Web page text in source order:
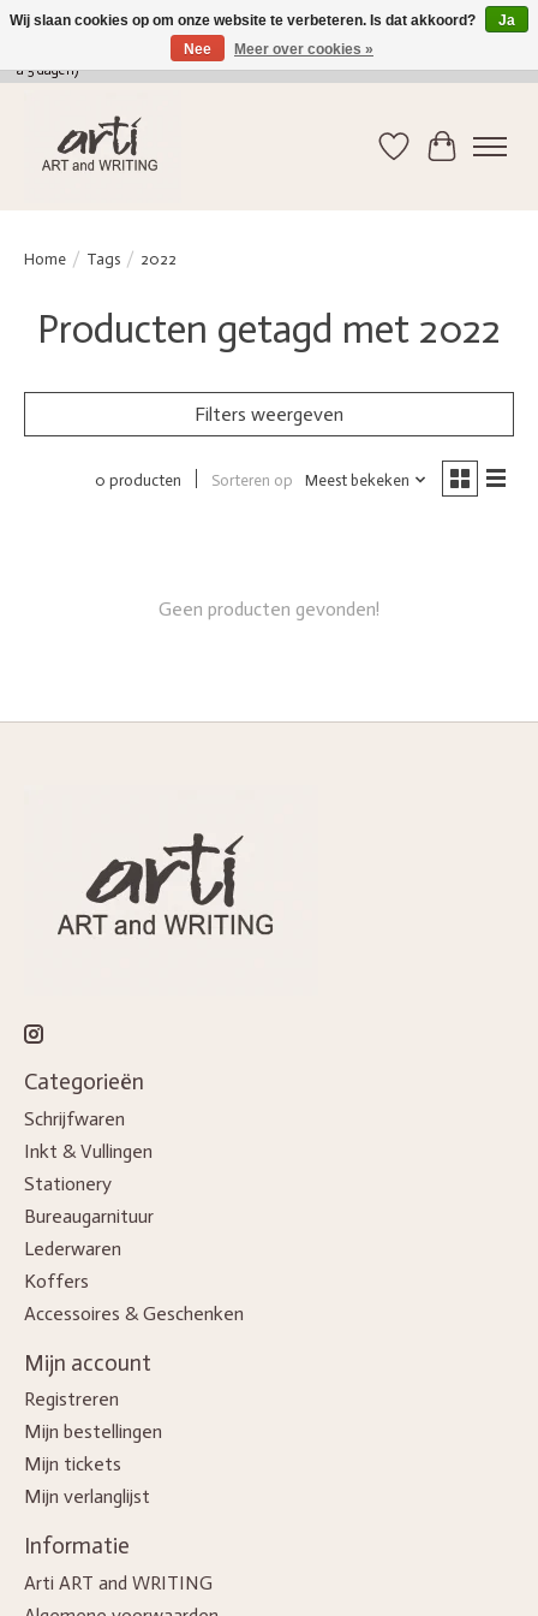
verkoop@arti-artandwriting.be/ +32 (0)471 41 82 41 / GRATIS verzending > 75 euro (2
a 5 dagen)
Verlanglijst
Home / Tags / 2022
Producten getagd met 2022
Filters weergeven
0 producten Sorteren op Meest bekeken
Geen producten gevonden!
Categorieën
Schrijfwaren
Inkt & Vullingen
Stationery
Bureaugarnituur
Lederwaren
Koffers
Accessoires & Geschenken
Mijn account
Registreren
Mijn bestellingen
Mijn tickets
Mijn verlanglijst
Informatie
Arti ART and WRITING
Wij slaan cookies op om onze website te verbeteren. Is dat akkoord?
Ja
Nee
Meer over cookies »